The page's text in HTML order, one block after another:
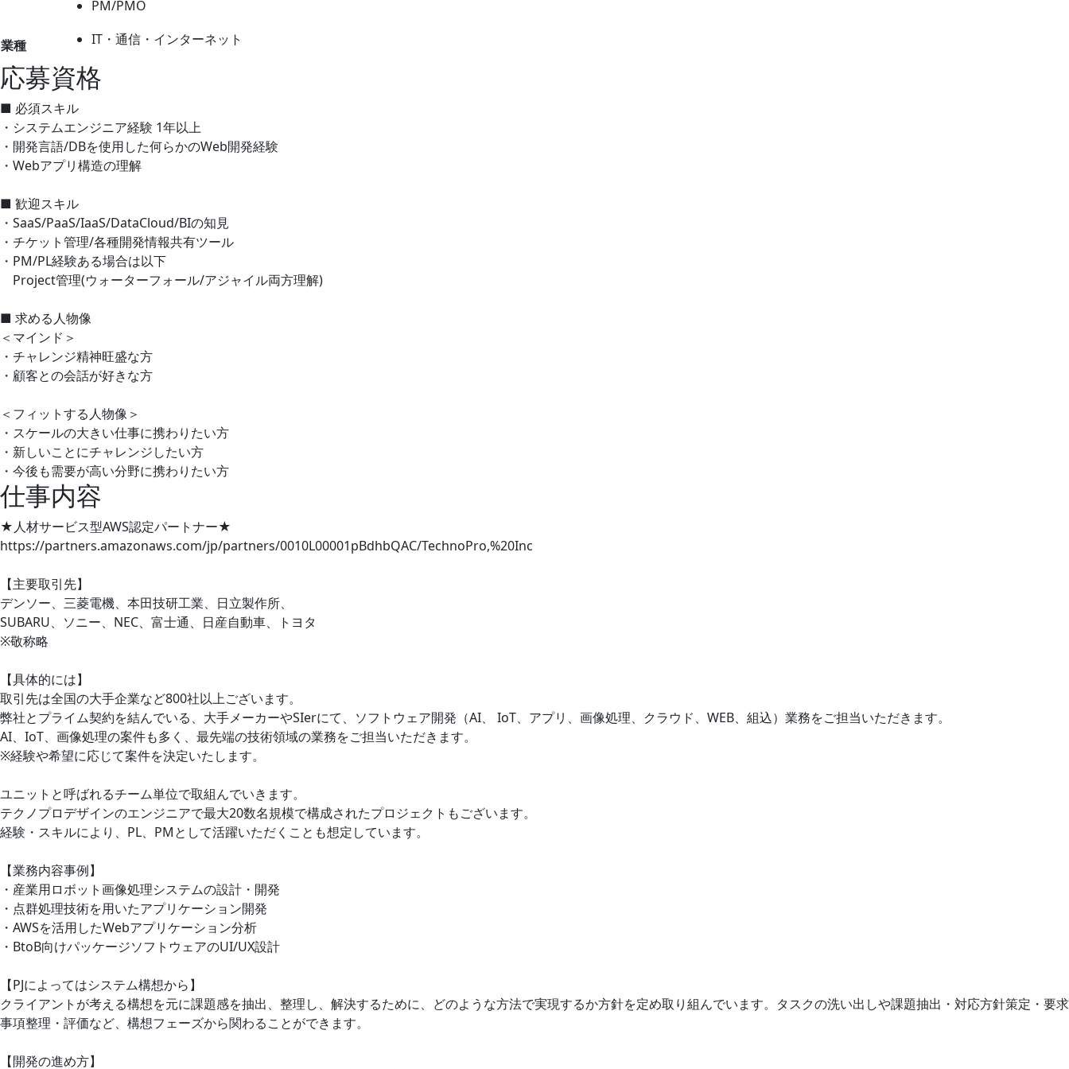
PM/PMO
業種 IT・通信・インターネット
応募資格
■ 必須スキル
・システムエンジニア経験 1年以上
・開発言語/DBを使用した何らかのWeb開発経験
・Webアプリ構造の理解
■ 歓迎スキル
・SaaS/PaaS/IaaS/DataCloud/BIの知見
・チケット管理/各種開発情報共有ツール
・PM/PL経験ある場合は以下
Project管理(ウォーターフォール/アジャイル両方理解)
■ 求める人物像
＜マインド＞
・チャレンジ精神旺盛な方
・顧客との会話が好きな方
＜フィットする人物像＞
・スケールの大きい仕事に携わりたい方
・新しいことにチャレンジしたい方
・今後も需要が高い分野に携わりたい方
仕事内容
★人材サービス型AWS認定パートナー★
https://partners.amazonaws.com/jp/partners/0010L00001pBdhbQAC/TechnoPro,%20Inc
【主要取引先】
デンソー、三菱電機、本田技研工業、日立製作所、
SUBARU、ソニー、NEC、富士通、日産自動車、トヨタ
※敬称略
【具体的には】
取引先は全国の大手企業など800社以上ございます。
弊社とプライム契約を結んでいる、大手メーカーやSIerにて、ソフトウェア開発（AI、 IoT、アプリ、画像処理、クラウド、WEB、組込）業務をご担当いただきます。
AI、IoT、画像処理の案件も多く、最先端の技術領域の業務をご担当いただきます。
※経験や希望に応じて案件を決定いたします。
ユニットと呼ばれるチーム単位で取組んでいきます。
テクノプロデザインのエンジニアで最大20数名規模で構成されたプロジェクトもございます。
経験・スキルにより、PL、PMとして活躍いただくことも想定しています。
【業務内容事例】
・産業用ロボット画像処理システムの設計・開発
・点群処理技術を用いたアプリケーション開発
・AWSを活用したWebアプリケーション分析
・BtoB向けパッケージソフトウェアのUI/UX設計
【PJによってはシステム構想から】
クライアントが考える構想を元に課題感を抽出、整理し、解決するために、どのような方法で実現するか方針を定め取り組んでいます。タスクの洗い出しや課題抽出・対応方針策定・要求
事項整理・評価など、構想フェーズから関わることができます。
【開発の進め方】